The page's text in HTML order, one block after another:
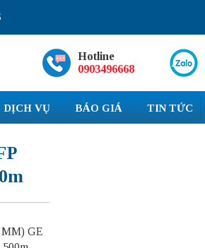
Hotline
0903496668
DỊCH VỤ BÁO GIÁ TIN TỨC
GE